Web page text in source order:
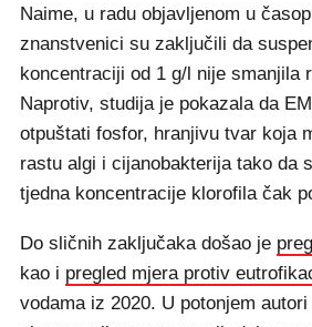
Naime, u radu objavljenom u
znanstvenici su zaključili da
koncentraciji od 1 g/l nije smanjila
Naprotiv, studija je pokazala da
otpuštati fosfor, hranjivu tvar koja
rastu algi i cijanobakterija tako da
tjedna koncentracije klorofila čak
Do sličnih zaključaka došao je
kao i pregled mjera protiv
vodama iz 2020. U potonjem